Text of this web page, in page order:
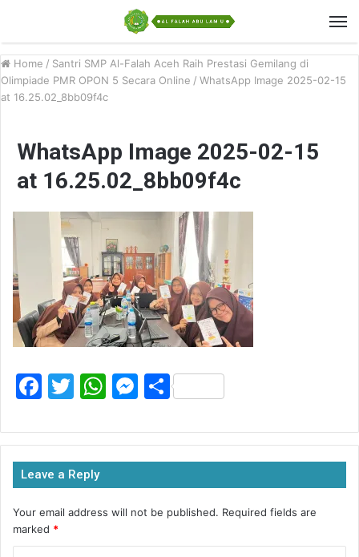
Home / Santri SMP Al-Falah Aceh Raih Prestasi Gemilang di
Olimpiade PMR OPON 5 Secara Online / WhatsApp Image 2025-02-15
at 16.25.02_8bb09f4c
WhatsApp Image 2025-02-15
at 16.25.02_8bb09f4c
F
c
e
b
o
o
T
itt
er
W
at
s
A
p
p
M
s
s
e
n
g
S
ar
e
Leave a Reply
Your email address will not be published. Required fields are
marked *